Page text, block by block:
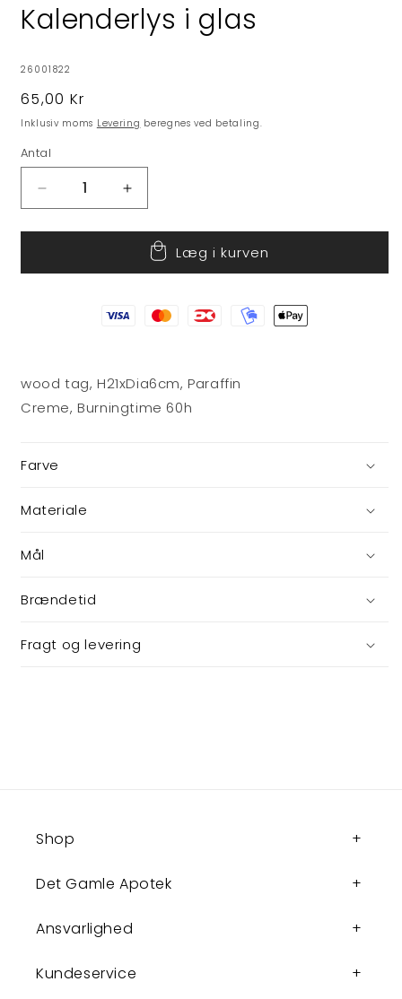
i
modus
Kalenderlys i glas
SKU:
26001822
Normalpris
65,00 Kr
Inklusiv moms Levering beregnes ved betaling.
Antal
Reducer
antallet
for
i
Øg
antallet
for
Kalenderlys
i
Læg i kurven
wood tag, H21xDia6cm, Paraffin
Creme, Burningtime 60h
Farve
Materiale
Mål
Brændetid
Fragt og levering
Shop
Det Gamle Apotek
Ansvarlighed
Kundeservice